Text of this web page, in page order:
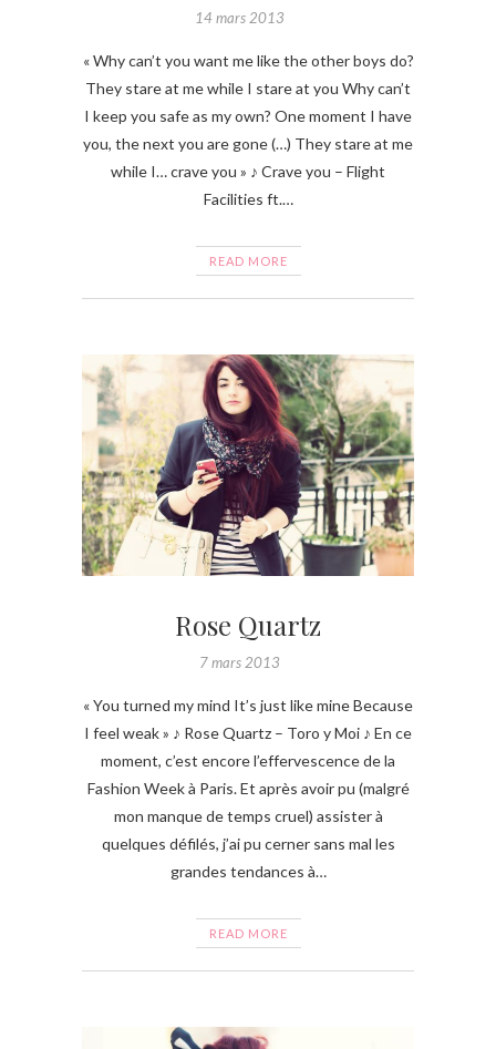
14 mars 2013
« Why can’t you want me like the other boys do?
They stare at me while I stare at you Why can’t
I keep you safe as my own? One moment I have
you, the next you are gone (…) They stare at me
while I… crave you » ♪ Crave you – Flight
Facilities ft.…
READ MORE
Rose Quartz
7 mars 2013
« You turned my mind It’s just like mine Because
I feel weak » ♪ Rose Quartz – Toro y Moi ♪ En ce
moment, c’est encore l’effervescence de la
Fashion Week à Paris. Et après avoir pu (malgré
mon manque de temps cruel) assister à
quelques défilés, j’ai pu cerner sans mal les
grandes tendances à…
READ MORE